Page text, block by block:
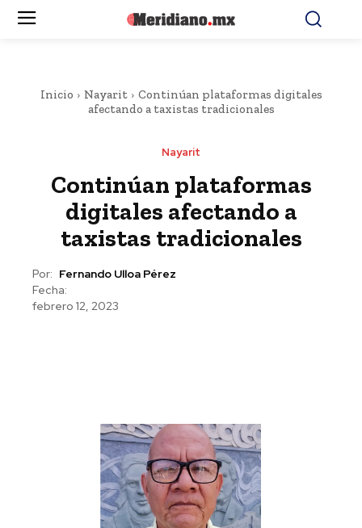
Inicio Nayarit
Continúan plataformas digitales
afectando a taxistas tradicionales
Nayarit
Continúan plataformas
digitales afectando a
taxistas tradicionales
Por: Fernando Ulloa Pérez
Fecha:
febrero 12, 2023